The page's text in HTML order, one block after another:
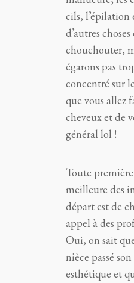
cils,
d’autres
chouchouter,
égarons pas
concentré sur
que vous allez
cheveux et de
général lol !
Toute
meilleure des
départ est de
appel à des
Oui, on sait
nièce passé
esthétique et